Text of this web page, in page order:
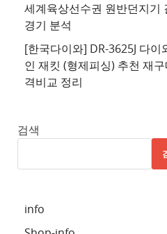
사
이
트
사
이
추
세계육상선수권 원반던지기
경기 분석
[한국다이와] DR-3625J 다이
인 재킷 (형제피싱) 추천 재
격비교 정리
검색
info